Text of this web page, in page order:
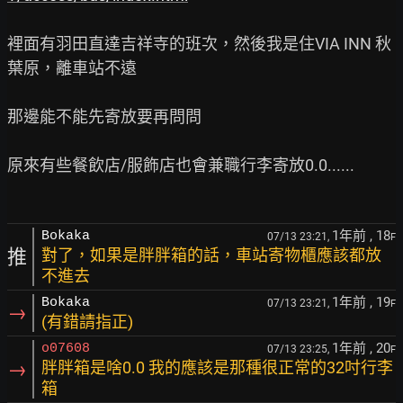
裡面有羽田直達吉祥寺的班次，然後我是住VIA INN 秋
葉原，離車站不遠
那邊能不能先寄放要再問問
原來有些餐飲店/服飾店也會兼職行李寄放0.0......
推
Bokaka 07/13 23:21, 1年前 , 18F
對了，如果是胖胖箱的話，車站寄物櫃應該都放
不進去
→ Bokaka 07/13 23:21, 1年前 , 19F
(有錯請指正)
→
o07608 07/13 23:25, 1年前 , 20F
胖胖箱是啥0.0 我的應該是那種很正常的32吋行李
箱